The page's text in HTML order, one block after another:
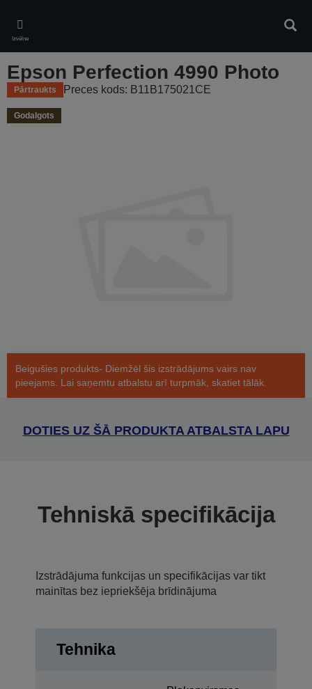
main
content
Izvēlne
Epson Perfection 4990 Photo
Pārtraukts Preces kods: B11B175021CE
Godalgots
Beigušies produkts- Diemžēl šis izstrādājums vairs nav
pieejams. Lai saņemtu atbalstu arī turpmāk, skatiet tālāk.
DOTIES UZ ŠĀ PRODUKTA ATBALSTA LAPU
Tehniskā specifikācija
Izstrādājuma funkcijas un specifikācijas var tikt
mainītas bez iepriekšēja brīdinājuma
Tehnika